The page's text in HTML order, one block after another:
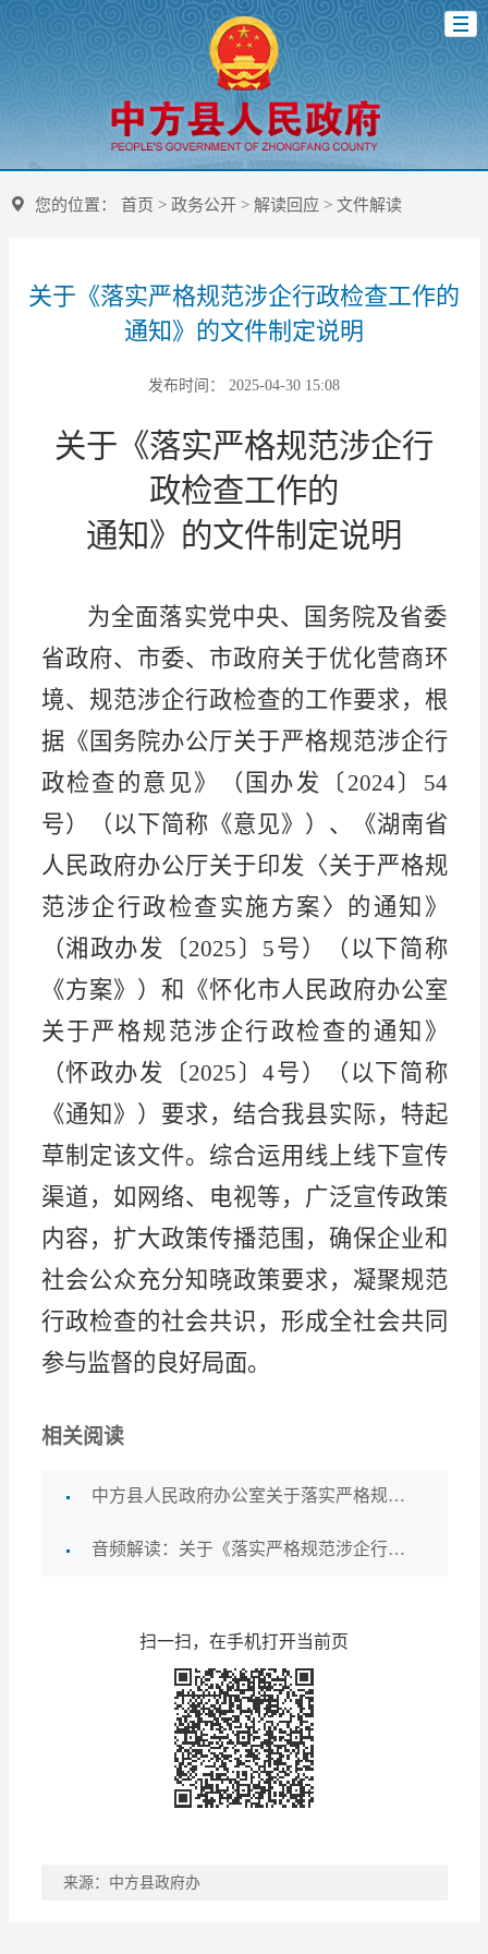
您的位置： 首页 > 政务公开> 解读回应 > 文件解读
关于《落实严格规范涉企行政检查工作的
通知》的文件制定说明
发布时间： 2025-04-30 15:08
关于 《落实严格规范涉企行
政检查工作的
通知》 的文件制定说明
为全面落实党中央、国务院及省委
省政府、 市委、市政府关于优化营商环
境、规范涉企行政检查的工作要求，根
据《国务院办公厅关于严格规范涉企行
政检查的意见》（国办发〔 2024〕54
号）
（ 以下简称《意见》 ）、
《湖南省
人民政府办公厅关于印发〈关于严格规
范涉企行政检查实施方案〉的通知》
（湘政办发〔2025〕5号） （ 以下简称
《方案》 ） 和《怀化市人民政府办公室
关于严格规范涉企行政检查的通知》
（怀政办发
〔2025〕4号 ）（以下简称
《通知》）要求，结合我县实际， 特起
草制定该文件。 综合运用线上线下宣传
渠道，如 网络、 电视等，广泛宣传政策
内容，扩大政策传播范围，确保企业和
社会公众充分知晓政策要求，凝聚规范
行政检查的社会共识，形成全社会共同
参与监督的良好局面。
相关阅读
中方县人民政府办公室关于落实严格规范涉企行政检查工作的通知
音频解读：关于《落实严格规范涉企行政检查工作的通知》的文件制定说明
扫一扫，在手机打开当前页
来源：中方县政府办